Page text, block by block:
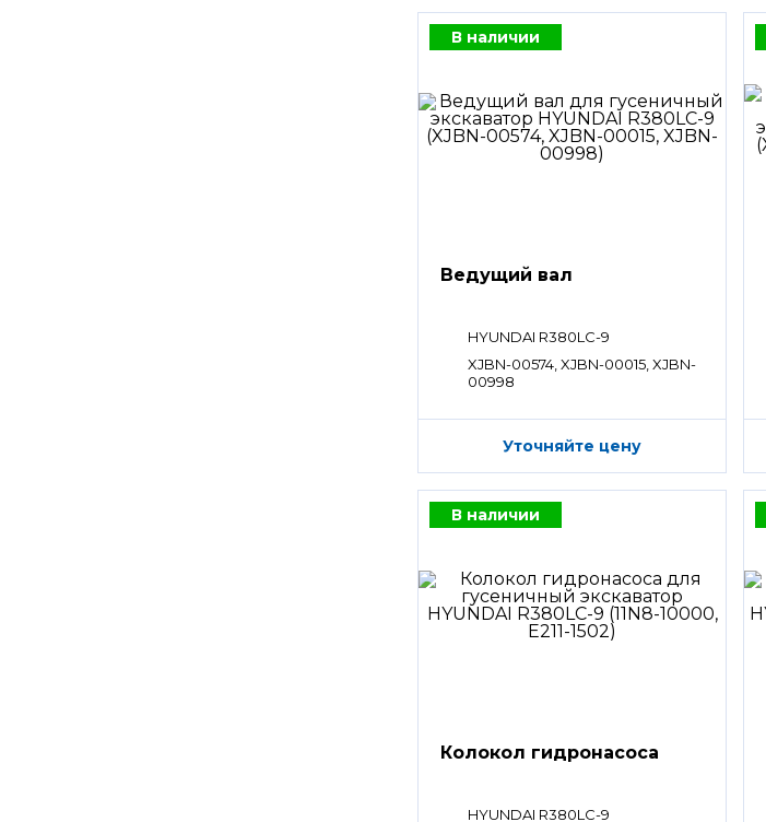
В наличии
Ведущий вал
HYUNDAI R380LC-9
XJBN-00574, XJBN-00015, XJBN-
00998
Уточняйте цену
В наличии
Колокол гидронасоса
HYUNDAI R380LC-9